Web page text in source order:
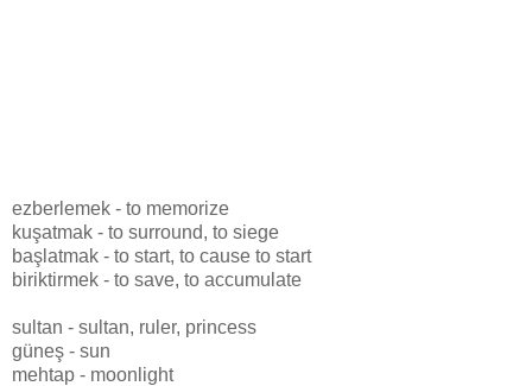
ezberlemek - to memorize
kuşatmak - to surround, to siege
başlatmak - to start, to cause to start
biriktirmek - to save, to accumulate
sultan - sultan, ruler, princess
güneş - sun
mehtap - moonlight